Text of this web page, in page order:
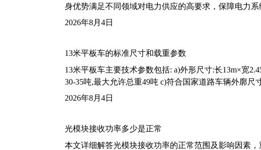
身优势满足不同领域对电力供应的高要求，保障电力系
2026年8月4日
13米平板车的标准尺寸和载重参数
13米平板车主要技术参数包括: a)外形尺寸:长13m×宽
30-35吨,最大允许总重49吨 c)符合国家道路车辆外廓尺
2026年8月4日
光模块接收功率多少是正常
本文详细解答光模块接收功率的正常范围及影响因素